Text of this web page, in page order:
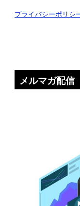
プライバシーポリシ
メルマガ配信